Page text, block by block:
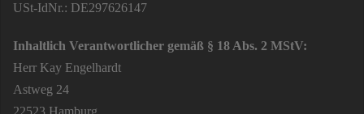
USt-IdNr.: DE297626147
Inhaltlich Verantwortlicher gemäß § 18 Abs. 2 MStV:
Herr Kay Engelhardt
Astweg 24